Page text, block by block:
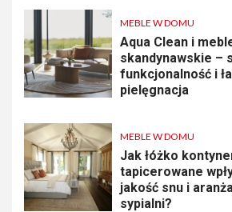
MEBLE W DOMU
Aqua Clean i
skandynawskie –
funkcjonalność i
pielęgnacja
MEBLE W DOMU
Jak łóżko
tapicerowane
jakość snu i
sypialni?